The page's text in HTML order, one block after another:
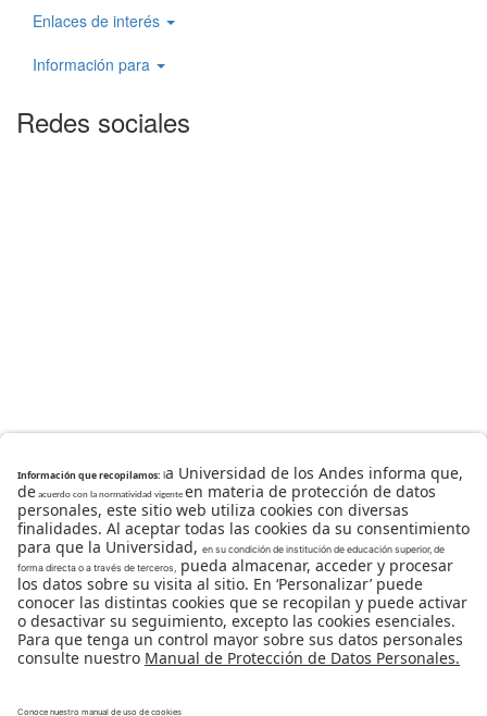
Enlaces de interés
Información para
Redes sociales